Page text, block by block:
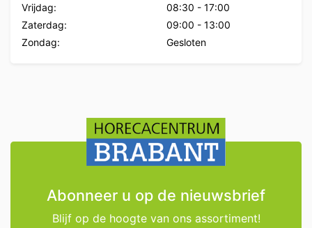
Vrijdag:
08:30 - 17:00
Zaterdag:
09:00 - 13:00
Zondag:
Gesloten
Abonneer u op de nieuwsbrief
Blijf op de hoogte van ons assortiment!